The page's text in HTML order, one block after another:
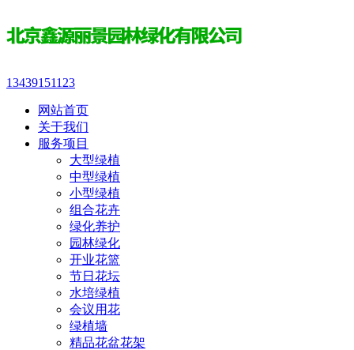
13439151123
网站首页
关于我们
服务项目
大型绿植
中型绿植
小型绿植
组合花卉
绿化养护
园林绿化
开业花篮
节日花坛
水培绿植
会议用花
绿植墙
精品花盆花架